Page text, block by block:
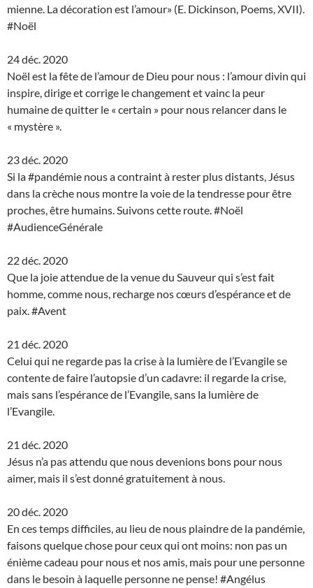
mienne. La décoration est l’amour» (E. Dickinson, Poems, XVII).
#Noël
24 déc. 2020
Noël est la fête de l’amour de Dieu pour nous : l’amour divin qui
inspire, dirige et corrige le changement et vainc la peur
humaine de quitter le « certain » pour nous relancer dans le
« mystère ».
23 déc. 2020
Si la #pandémie nous a contraint à rester plus distants, Jésus
dans la crèche nous montre la voie de la tendresse pour être
proches, être humains. Suivons cette route. #Noël
#AudienceGénérale
22 déc. 2020
Que la joie attendue de la venue du Sauveur qui s’est fait
homme, comme nous, recharge nos cœurs d’espérance et de
paix. #Avent
21 déc. 2020
Celui qui ne regarde pas la crise à la lumière de l’Evangile se
contente de faire l’autopsie d’un cadavre: il regarde la crise,
mais sans l’espérance de l’Evangile, sans la lumière de
l’Evangile.
21 déc. 2020
Jésus n’a pas attendu que nous devenions bons pour nous
aimer, mais il s’est donné gratuitement à nous.
20 déc. 2020
En ces temps difficiles, au lieu de nous plaindre de la pandémie,
faisons quelque chose pour ceux qui ont moins: non pas un
énième cadeau pour nous et nos amis, mais pour une personne
dans le besoin à laquelle personne ne pense! #Angélus